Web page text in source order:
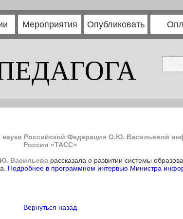
Мероприятия Опубликовать
Российской Федерации О.Ю. Васильевой
России «ТАСС»
Васильева рассказала о развитии системы
Подробнее в программном интервью Министра
Вернуться назад